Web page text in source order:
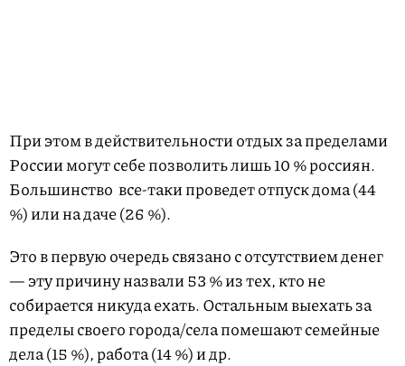
При этом в действительности отдых за пределами
России могут себе позволить лишь 10 % россиян.
Большинство все-таки проведет отпуск дома (44
%) или на даче (26 %).
Это в первую очередь связано с отсутствием денег
— эту причину назвали 53 % из тех, кто не
собирается никуда ехать. Остальным выехать за
пределы своего города/села помешают семейные
дела (15 %), работа (14 %) и др.